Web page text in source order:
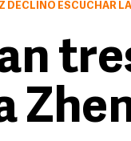
ESCUCHAR LA POSICIÓN DEL EMPRESARIO Y SOSTUVO